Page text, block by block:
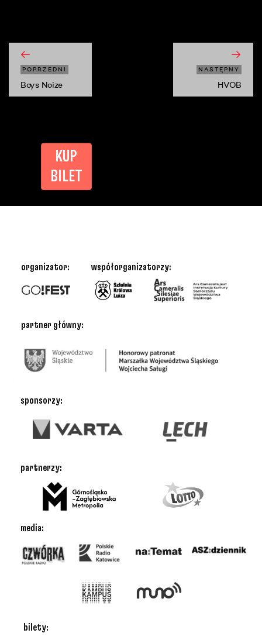
POPRZEDNI
Boys Noize
NASTĘPNY
HVOB
KUP
BILET
partner główny:
sponsorzy:
organizator: współorganizatorzy:
media:
bilety:
partnerzy: